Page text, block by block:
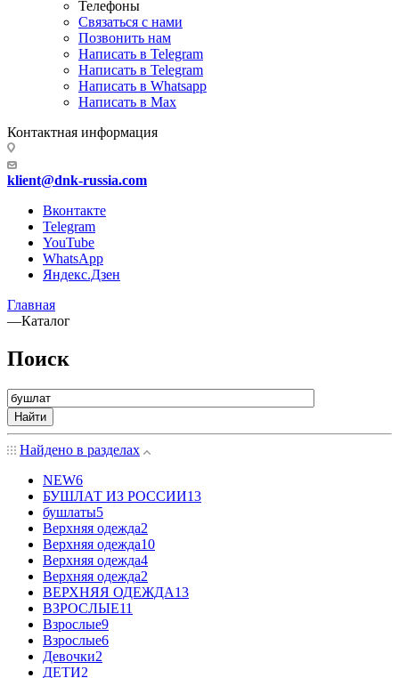
Телефоны
Связаться с нами
Позвонить нам
Написать в Telegram
Написать в Telegram
Написать в Whatsapp
Написать в Max
Контактная информация
klient@dnk-russia.com
Вконтакте
Telegram
YouTube
WhatsApp
Яндекс.Дзен
Главная
—Каталог
Поиск
Найти
Найдено в разделах
NEW6
БУШЛАТ ИЗ РОССИИ13
бушлаты5
Верхняя одежда2
Верхняя одежда10
Верхняя одежда4
Верхняя одежда2
ВЕРХНЯЯ ОДЕЖДА13
ВЗРОСЛЫЕ11
Взрослые9
Взрослые6
Девочки2
ДЕТИ2